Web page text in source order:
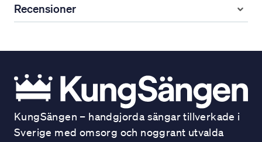
Recensioner
KungSängen – handgjorda sängar tillverkade i
Sverige med omsorg och noggrant utvalda